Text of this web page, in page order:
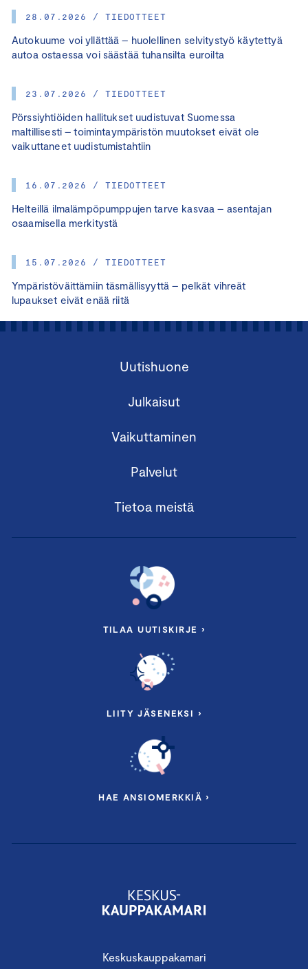
28.07.2026 / TIEDOTTEET
Autokuume voi yllättää – huolellinen selvitystyö käytettyä
autoa ostaessa voi säästää tuhansilta euroilta
23.07.2026 / TIEDOTTEET
Pörssiyhtiöiden hallitukset uudistuvat Suomessa
maltillisesti – toimintaympäristön muutokset eivät ole
vaikuttaneet uudistumistahtiin
16.07.2026 / TIEDOTTEET
Helteillä ilmalämpöpumppujen tarve kasvaa – asentajan
osaamisella merkitystä
15.07.2026 / TIEDOTTEET
Ympäristöväittämiin täsmällisyyttä – pelkät vihreät
lupaukset eivät enää riitä
Keskuskauppakamari
Uutishuone
Julkaisut
Vaikuttaminen
Palvelut
Tietoa meistä
TILAA UUTISKIRJE ›
LIITY JÄSENEKSI ›
HAE ANSIOMERKKIÄ ›